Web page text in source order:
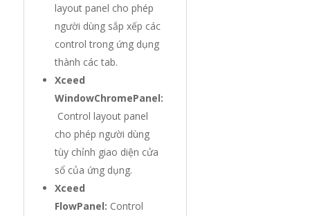
layout panel cho phép
người dùng sắp xếp các
control trong ứng dụng
thành các tab.
Xceed
WindowChromePanel:
Control layout panel
cho phép người dùng
tùy chỉnh giao diện cửa
sổ của ứng dụng.
Xceed
FlowPanel: Control